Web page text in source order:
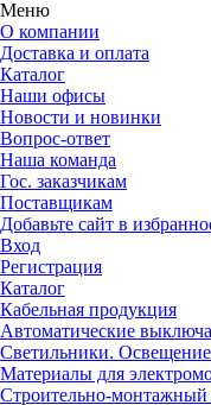
Меню
О компании
Доставка и оплата
Каталог
Наши офисы
Новости и новинки
Вопрос-ответ
Наша команда
Гос. заказчикам
Поставщикам
Добавьте сайт в
Вход
Регистрация
Каталог
Кабельная продукция
Автоматические
Светильники.
Материалы для
Строительно-монтажный